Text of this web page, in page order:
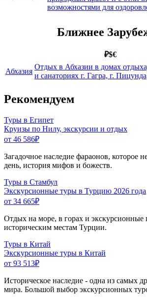
возможностями для
Ближнее
₽$€
Абхазия
Отдых в Абхазии в домах
и санаториях г. Гагра, г.
Рекомендуем
Туры в Египет
Круизы по Нилу, экскурсии и отдых
от 46 586₽
Загадочное наследие фараонов, которое
день, история мифов и божеств.
Туры в Стамбул
Экскурсионные туры в Турцию 2026 года
от 34 665₽
Отдых на море, в горах и
историческим местам Турции.
Туры в Китай
Экскурсионные туры в Китай
от 93 513₽
Историческое наследие - одна из самых
мира. Большой выбор экскурсионных